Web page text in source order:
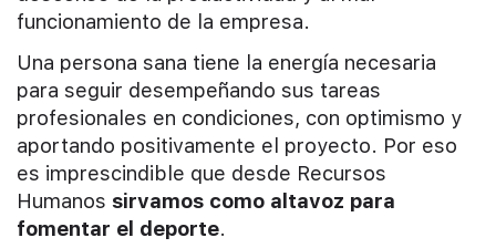
funcionamiento de la empresa.
Una persona sana tiene la energía necesaria
para seguir desempeñando sus tareas
profesionales en condiciones, con optimismo y
aportando positivamente el proyecto. Por eso
es imprescindible que desde Recursos
Humanos sirvamos como altavoz para
fomentar el deporte.